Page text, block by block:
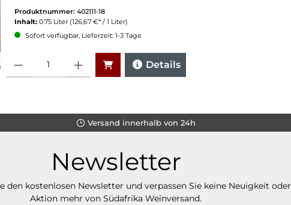
Produktnummer: 402111-18
Inhalt: 0.75 Liter (126,67 €* / 1 Liter)
Sofort verfügbar, Lieferzeit: 1-3 Tage
Details
Versand innerhalb von 24h
Newsletter
den kostenlosen Newsletter und verpassen Sie keine Neuigkeit oder
Aktion mehr von Südafrika Weinversand.